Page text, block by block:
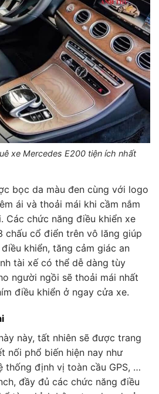
xe Mercedes E200 tiện ích nhất
bọc da màu đen cùng với logo
ái và thoải mái khi cầm nắm
Các chức năng điều khiển xe
cổ điển trên vô lăng giúp
khiển, tăng cảm giác an
tài xế có thể dễ dàng tùy
người ngồi sẽ thoải mái nhất
điều khiển ở ngay cửa xe.
này, tất nhiên sẽ được trang
nối phổ biến hiện nay như
thống định vị toàn cầu GPS, …
đầy đủ các chức năng điều